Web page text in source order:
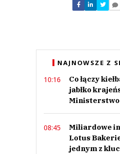
Nie znaleziono
Zostaw swoje
NAJNOWSZE Z
10:16
Co łączy
jabłko
Ministerstwo
08:45
Miliardowe
Lotus
jednym z